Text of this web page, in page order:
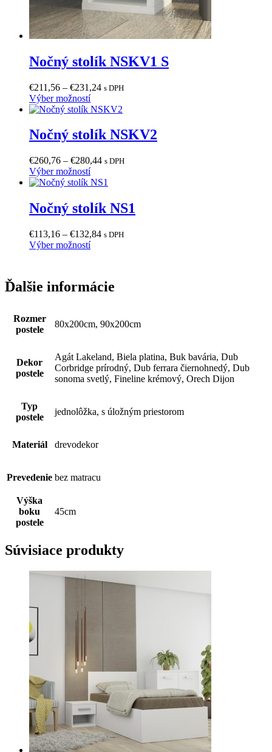
Nočný stolík NSKV1 S
€211,56 – €231,24Price
€211,56
€231,24
s DPH
Výber možnostíTento
produkt
viacero
variantov.
si
môžete
vybrať
stránke
produktu.
Nočný stolík NSKV2
€260,76 – €280,44Price
€260,76
€280,44
s DPH
Výber možnostíTento
produkt
viacero
variantov.
si
môžete
stránke
produktu.
Nočný stolík NS1
€113,16 – €132,84Price
s DPH
Výber možnostíTento
variantov.
môžete
vybrať
stránke
produktu.
Ďalšie informácie
Rozmer
postele
80x200cm, 90x200cm
Dekor
postele
Agát Lakeland, Biela platina, Buk bavária, Dub
Corbridge prírodný, Dub ferrara čiernohnedý, Dub
sonoma svetlý, Fineline krémový, Orech Dijon
Typ
postele
jednolôžka, s úložným priestorom
Materiál drevodekor
Prevedenie bez matracu
Výška
boku
postele
45cm
Súvisiace produkty